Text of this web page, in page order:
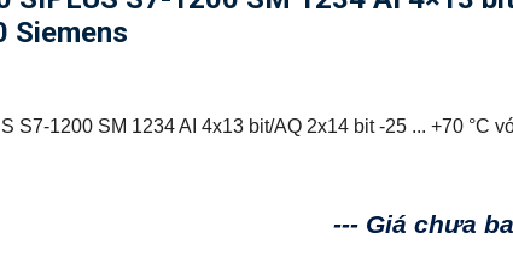
Siemens
S7-1200 SM 1234 AI 4x13 bit/AQ 2x14 bit -25 ... +70
--- Giá chưa